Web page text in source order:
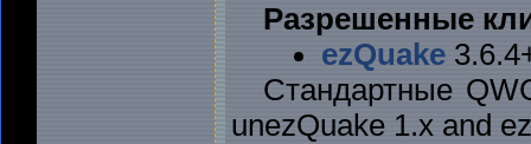
Разрешенные
ezQuake
Стандартные
unezQuake 1.x and